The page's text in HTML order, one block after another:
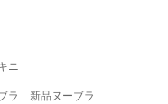
ニ
ラ 新品ヌーブラ